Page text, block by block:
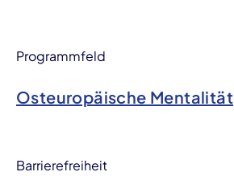
Programmfeld
Osteuropäische Mentalität
Barrierefreiheit